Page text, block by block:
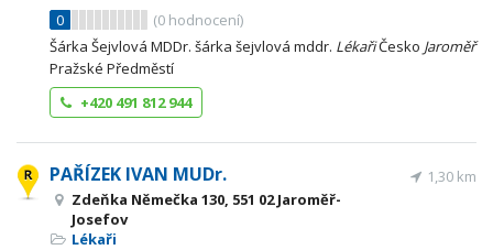
0
(0 hodnocení)
Šárka Šejvlová MDDr. šárka šejvlová mddr. LékařiČesko Jaroměř
Pražské Předměstí
+420 491 812 944
PAŘÍZEK IVAN MUDr.
Zdeňka Němečka 130, 551 02 Jaroměř-
Josefov
Lékaři
1,30 km